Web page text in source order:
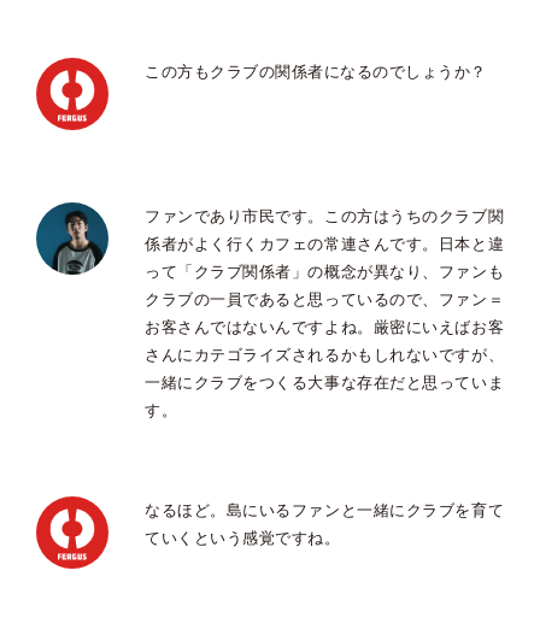
この方もクラブの関係者になるのでしょうか？
ファンであり市民です。この方はうちのクラブ関
係者がよく行くカフェの常連さんです。日本と違
って「クラブ関係者」の概念が異なり、ファンも
クラブの一員であると思っているので、ファン＝
お客さんではないんですよね。厳密にいえばお客
さんにカテゴライズされるかもしれないですが、
一緒にクラブをつくる大事な存在だと思っていま
す。
なるほど。島にいるファンと一緒にクラブを育て
ていくという感覚ですね。